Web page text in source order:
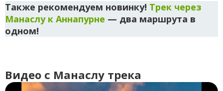
Также рекомендуем новинку! Трек через
Манаслу к Аннапурне — два маршрута в
одном!
Видео с Манаслу трека